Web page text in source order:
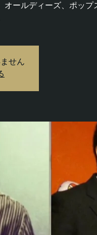
オールディーズ、ポップ
せん